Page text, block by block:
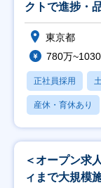
クトで進捗・
東京都
780万
正社員採用
産休・育休あり
＜オープン求
ィまで大規模